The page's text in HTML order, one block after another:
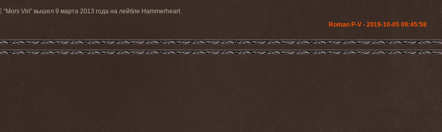
“Mors Viri” вышел 9 марта 2013 года на лейбле Hammerheart.
Roman P-V - 2019-10-05 09:45:58